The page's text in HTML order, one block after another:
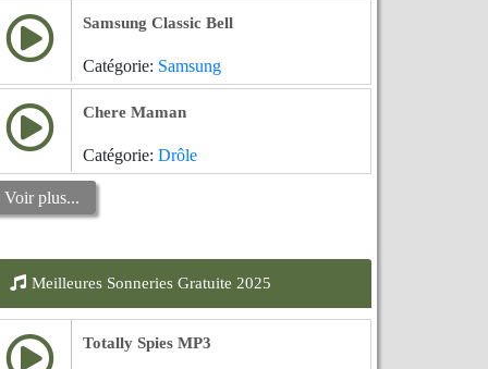
Samsung Classic Bell
Catégorie: Samsung
Chere Maman
Catégorie: Drôle
Voir plus...
Meilleures Sonneries Gratuite 2025
Totally Spies MP3